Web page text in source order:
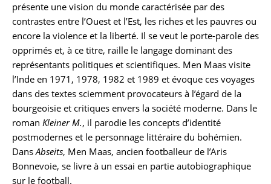
présente une vision du monde caractérisée par des
contrastes entre l’Ouest et l’Est, les riches et les pauvres ou
encore la violence et la liberté. Il se veut le porte-parole des
opprimés et, à ce titre, raille le langage dominant des
représentants politiques et scientifiques. Men Maas visite
l’Inde en 1971, 1978, 1982 et 1989 et évoque ces voyages
dans des textes sciemment provocateurs à l’égard de la
bourgeoisie et critiques envers la société moderne. Dans le
roman Kleiner M., il parodie les concepts d’identité
postmodernes et le personnage littéraire du bohémien.
DansAbseits, Men Maas, ancien footballeur de l’Aris
Bonnevoie, se livre à un essai en partie autobiographique
sur le football.